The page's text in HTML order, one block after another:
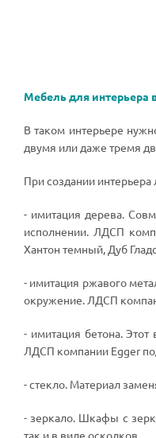
Мебель для интерьера
В таком интерьере
двумя или даже тремя
При создании
- имитация дерева.
исполнении. ЛДСП
Хантон темный, Дуб
- имитация ржавого
окружение. ЛДСП
- имитация бетона.
ЛДСП компании Egger
- стекло. Материал
- зеркало. Шкафы с
так и в виде осколков.